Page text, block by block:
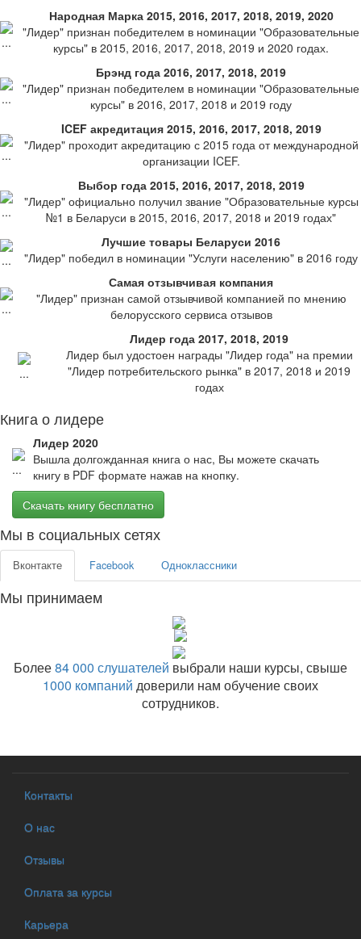
Народная Марка 2015, 2016, 2017, 2018, 2019, 2020
"Лидер" признан победителем в номинации "Образовательные
курсы" в 2015, 2016, 2017, 2018, 2019 и 2020 годах.
Брэнд года 2016, 2017, 2018, 2019
"Лидер" признан победителем в номинации "Образовательные
курсы" в 2016, 2017, 2018 и 2019 году
ICEF акредитация 2015, 2016, 2017, 2018, 2019
"Лидер" проходит акредитацию с 2015 года от международной
организации ICEF.
Выбор года 2015, 2016, 2017, 2018, 2019
"Лидер" официально получил звание "Образовательные курсы
№1 в Беларуси в 2015, 2016, 2017, 2018 и 2019 годах"
Лучшие товары Беларуси 2016
"Лидер" победил в номинации "Услуги населению" в 2016 году
Самая отзывчивая компания
"Лидер" признан самой отзывчивой компанией по мнению
белорусского сервиса отзывов
Лидер года 2017, 2018, 2019
Лидер был удостоен награды "Лидер года" на премии
"Лидер потребительского рынка" в 2017, 2018 и 2019
годах
Книга о лидере
Лидер 2020
Вышла долгожданная книга о нас, Вы можете скачать
книгу в PDF формате нажав на кнопку.
Скачать книгу бесплатно
Мы в социальных сетях
Вконтакте Facebook Одноклассники
Мы принимаем
Более84 000 слушателей выбрали наши курсы, свыше
1000 компаний доверили нам обучение своих
сотрудников.
Контакты
О нас
Отзывы
Оплата за курсы
Карьера